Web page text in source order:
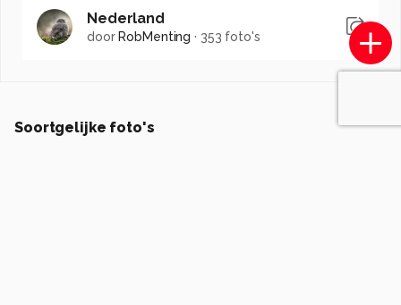
Nederland
doorRobMenting · 353 foto's
Soortgelijke foto's